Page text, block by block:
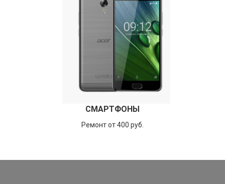
СМАРТФОНЫ
Ремонт от 400 руб.